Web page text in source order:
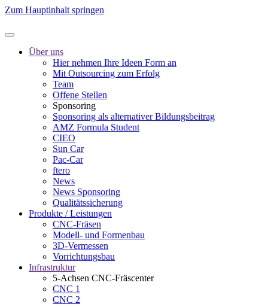
Zum Hauptinhalt springen
Über uns
Hier nehmen Ihre Ideen Form an
Mit Outsourcing zum Erfolg
Team
Offene Stellen
Sponsoring
Sponsoring als alternativer Bildungsbeitrag
AMZ Formula Student
CIEO
Sun Car
Pac-Car
ftero
News
News Sponsoring
Qualitätssicherung
Produkte / Leistungen
CNC-Fräsen
Modell- und Formenbau
3D-Vermessen
Vorrichtungsbau
Infrastruktur
5-Achsen CNC-Fräscenter
CNC 1
CNC 2